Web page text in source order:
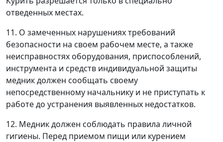
отведенных местах.
11. О замеченных нарушениях требований
безопасности на своем рабочем месте, а также
неисправностях оборудования, приспособлений,
инструмента и средств индивидуальной защиты
медник должен сообщать своему
непосредственному начальнику и не приступать к
работе до устранения выявленных недостатков.
12. Медник должен соблюдать правила личной
гигиены. Перед приемом пищи или курением